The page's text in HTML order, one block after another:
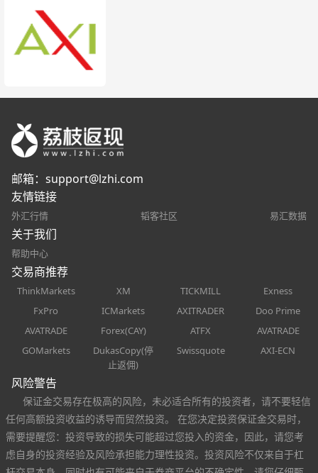
邮箱： support@lzhi.com
友情链接
外汇行情 韬客社区 易汇数据
关于我们
帮助中心
交易商推荐
ThinkMarkets XM TICKMILL
Exness
FxPro
ICMarkets AXITRADER
Doo Prime
AVATRADE
Forex(CAY) ATFX
AVATRADE
GOMarkets
DukasCopy(停
止返佣)
Swissquote AXI-ECN
风险警告
保证金交易存在极高的风险，未必适合所有的投资者，请不要轻信
任何高额投资收益的诱导而贸然投资。 在您决定投资保证金交易时，
需要提醒您：投资导致的损失可能超过您投入的资金，因此，请您考
虑自身的投资经验及风险承担能力理性投资。投资风险不仅来自于杠